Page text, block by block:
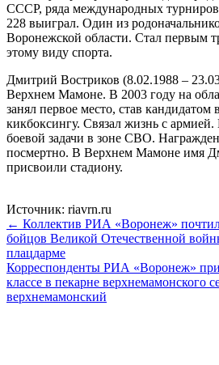
СССР, ряда международных
228 выиграл. Один из
Воронежской области. Стал первым
этому виду спорта.
Дмитрий Востриков (8.02.1988 –
Верхнем Мамоне. В 2003 году на
занял первое место, став кандидатом
кикбоксингу. Связал жизнь с
боевой задачи в зоне СВО.
посмертно. В Верхнем Мамоне имя
присвоили стадиону.
Источник: riavrn.ru
← Коллектив РИА «Воронеж»
бойцов Великой Отечественной
плацдарме
Корреспонденты РИА «Воронеж»
классе в пекарне верхнемамонского
верхнемамонский